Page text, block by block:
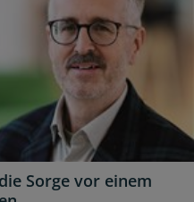
Sorge vor einem